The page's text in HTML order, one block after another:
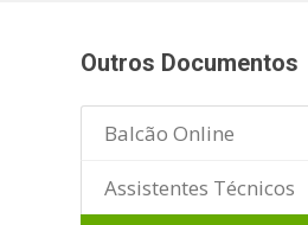
Outros Documentos
Balcão Online
Assistentes Técnicos